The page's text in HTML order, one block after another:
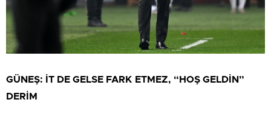
GÜNEŞ: İT DE GELSE FARK ETMEZ, “HOŞ GELDİN”
DERİM